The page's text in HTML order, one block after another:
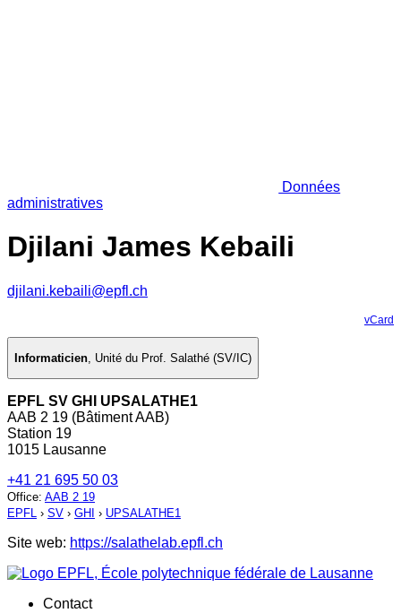
Données
administratives
Djilani James Kebaili
djilani.kebaili@epfl.ch
vCard
Informaticien, Unité du Prof. Salathé (SV/IC)
EPFL SV GHI UPSALATHE1
AAB 2 19 (Bâtiment AAB)
Station 19
1015 Lausanne
+41 21 695 50 03
Office: AAB 2 19
EPFL › SV › GHI › UPSALATHE1
Site web: https://salathelab.epfl.ch
Contact